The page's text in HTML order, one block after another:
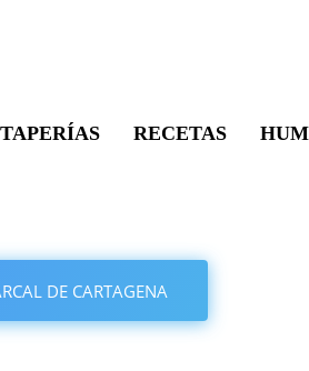
TAPERÍAS RECETAS
DE CARTAGENA